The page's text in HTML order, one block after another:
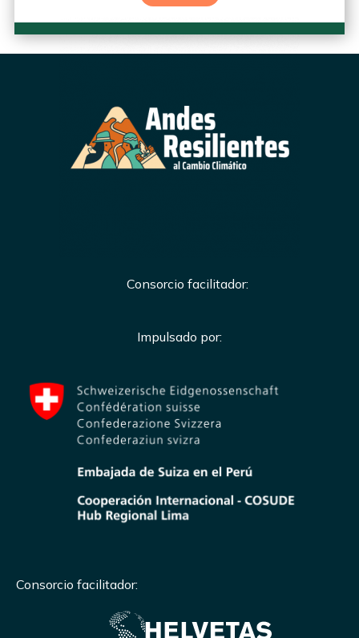
Consorcio facilitador:
Impulsado por:
Consorcio facilitador: